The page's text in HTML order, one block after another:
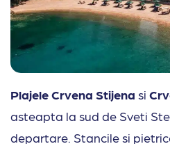
Plajele Crvena Stijena si
asteapta la sud de Sveti
departare. Stancile si